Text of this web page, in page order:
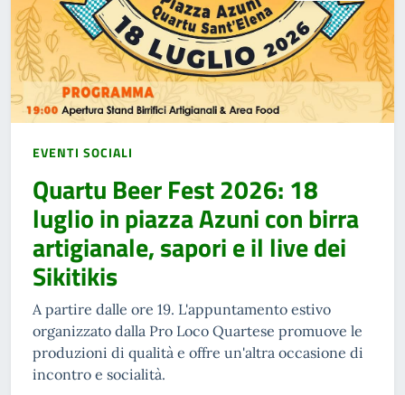
EVENTI SOCIALI
Quartu Beer Fest 2026: 18
luglio in piazza Azuni con birra
artigianale, sapori e il live dei
Sikitikis
A partire dalle ore 19. L'appuntamento estivo
organizzato dalla Pro Loco Quartese promuove le
produzioni di qualità e offre un'altra occasione di
incontro e socialità.